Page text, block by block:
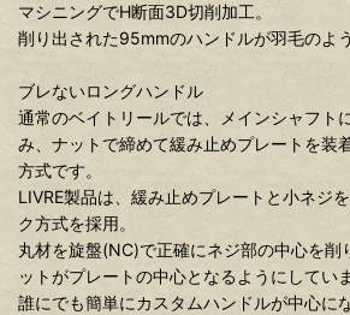
マシニングでH断面3D切削加工。
削り出された95mmのハンドルが羽毛のよ
ブレないロングハンドル
通常のベイトリールでは、メインシャフト
み、ナットで締めて緩み止めプレートを装
方式です。
LIVRE製品は、緩み止めプレートと小ネジ
ク方式を採用。
丸材を旋盤(NC)で正確にネジ部の中心を削
ットがプレートの中心となるようにしていま
誰にでも簡単にカスタムハンドルが中心に